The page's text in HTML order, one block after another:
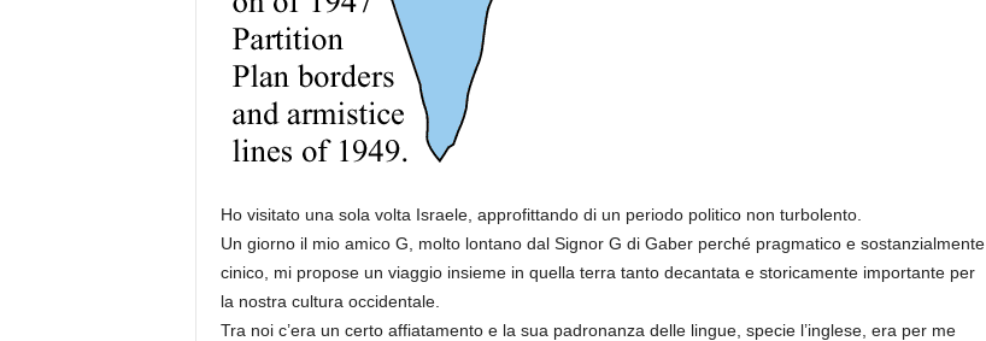
Ho visitato una sola volta Israele, approfittando di un periodo politico non turbolento.
Un giorno il mio amico G, molto lontano dal Signor G di Gaber perché pragmatico e sostanzialmente
cinico, mi propose un viaggio insieme in quella terra tanto decantata e storicamente importante per
la nostra cultura occidentale.
Tra noi c’era un certo affiatamento e la sua padronanza delle lingue, specie l’inglese, era per me